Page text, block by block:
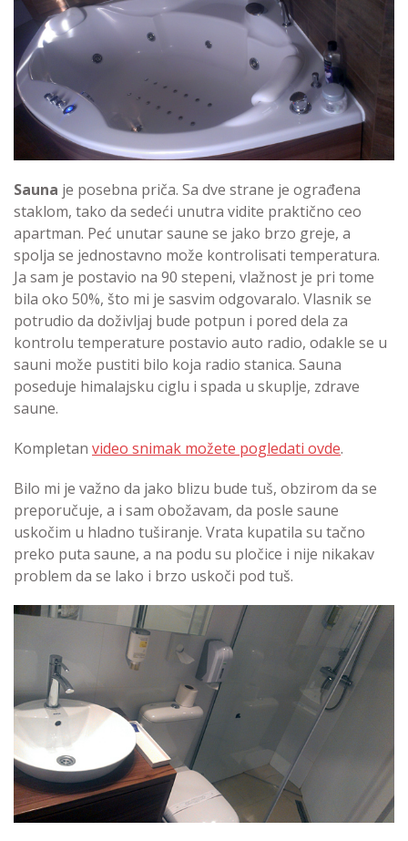
Sauna je posebna priča. Sa dve strane je ograđena
staklom, tako da sedeći unutra vidite praktično ceo
apartman. Peć unutar saune se jako brzo greje, a
spolja se jednostavno može kontrolisati temperatura.
Ja sam je postavio na 90 stepeni, vlažnost je pri tome
bila oko 50%, što mi je sasvim odgovaralo. Vlasnik se
potrudio da doživljaj bude potpun i pored dela za
kontrolu temperature postavio auto radio, odakle se u
sauni može pustiti bilo koja radio stanica. Sauna
poseduje himalajsku ciglu i spada u skuplje, zdrave
saune.
Kompletan video snimak možete pogledati ovde.
Bilo mi je važno da jako blizu bude tuš, obzirom da se
preporučuje, a i sam obožavam, da posle saune
uskočim u hladno tuširanje. Vrata kupatila su tačno
preko puta saune, a na podu su pločice i nije nikakav
problem da se lako i brzo uskoči pod tuš.